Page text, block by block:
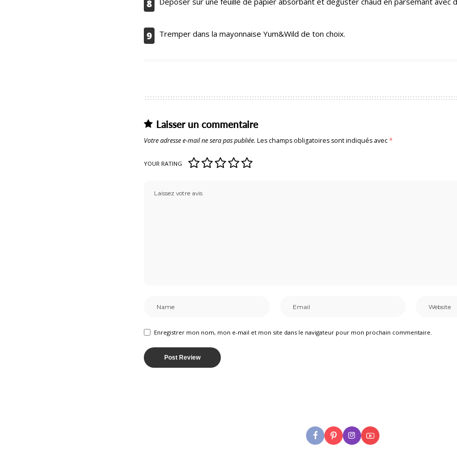
8
9 Tremper dans la mayonnaise Yum&Wild de ton choix.
Laisser un commentaire
Votre adresse e-mail ne sera pas publiée. Les champs obligatoires sont indiqués avec*
YOUR RATING
Enregistrer mon nom, mon e-mail et mon site dans le navigateur pour mon prochain commentaire.